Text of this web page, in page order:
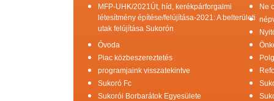
MFP-UHK/2021Út, híd, kerékpárforgalmi
létesítmény építése/felújítása-2021: A belterületi
utak felújítása Sukorón
Ne
Óvoda
Piac közbeszereztetés
programjaink visszatekintve
Sukoró Fc
Sukorói Borbarátok Egyesülete